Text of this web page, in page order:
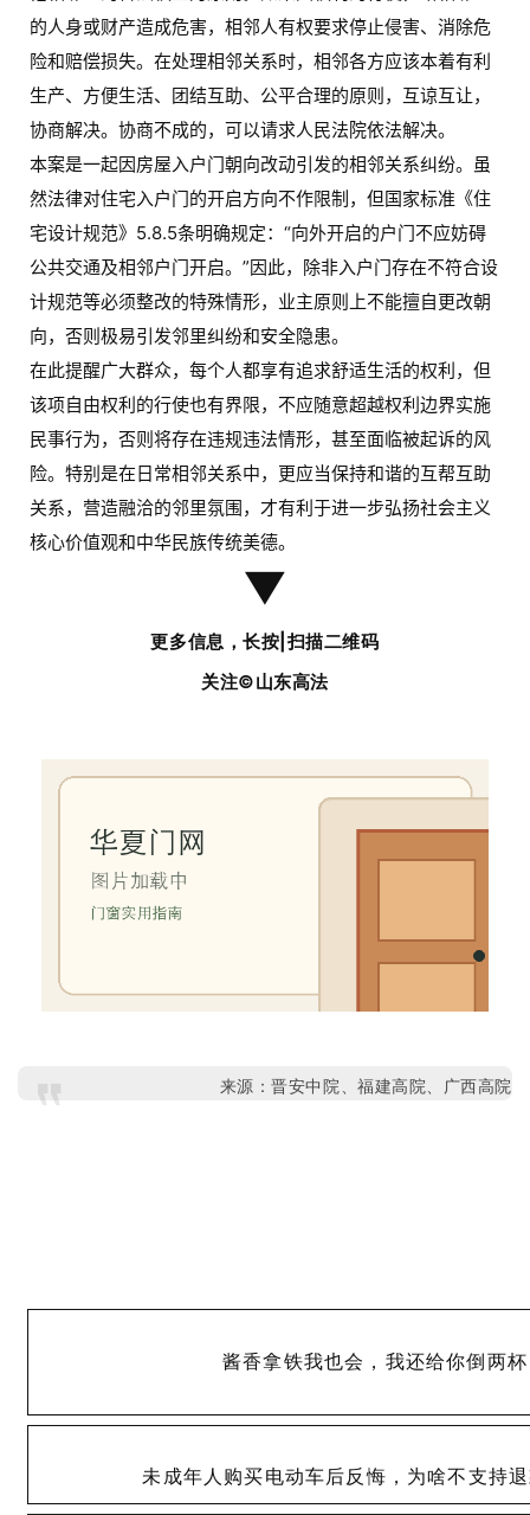
室
门
卫
生
间
门
庭
大
门
铸
铝
门
门
套
登录 注册
的人身或财产造成危害，相邻人有权要求停止侵害、消除危
险和赔偿损失。在处理相邻关系时，相邻各方应该本着有利
生产、方便生活、团结互助、公平合理的原则，互谅互让，
协商解决。协商不成的，可以请求人民法院依法解决。
本案是一起因房屋入户门朝向改动引发的相邻关系纠纷。虽
然法律对住宅入户门的开启方向不作限制，但国家标准《住
宅设计规范》5.8.5条明确规定：“向外开启的户门不应妨碍
公共交通及相邻户门开启。”因此，除非入户门存在不符合设
计规范等必须整改的特殊情形，业主原则上不能擅自更改朝
向，否则极易引发邻里纠纷和安全隐患。
在此提醒广大群众，每个人都享有追求舒适生活的权利，但
该项自由权利的行使也有界限，不应随意超越权利边界实施
民事行为，否则将存在违规违法情形，甚至面临被起诉的风
险。特别是在日常相邻关系中，更应当保持和谐的互帮互助
关系，营造融洽的邻里氛围，才有利于进一步弘扬社会主义
核心价值观和中华民族传统美德。
▼
更多信息，长按|扫描二维码
关注©山东高法
来源：晋安中院、福建高院、广西高院
酱香拿铁我也会，我还给你倒两杯
未成年人购买电动车后反悔，为啥不支持